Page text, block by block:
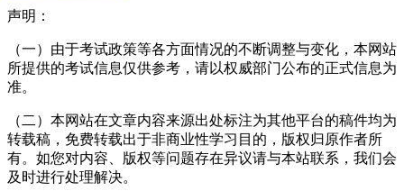
声明：
（一）由于考试政策等各方面情况的不断调整与变化，本网站
所提供的考试信息仅供参考，请以权威部门公布的正式信息为
准。
（二）本网站在文章内容来源出处标注为其他平台的稿件均为
转载稿，免费转载出于非商业性学习目的，版权归原作者所
有。如您对内容、版权等问题存在异议请与本站联系，我们会
及时进行处理解决。